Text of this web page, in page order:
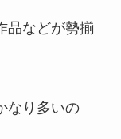
品などが勢揃
なり多いの